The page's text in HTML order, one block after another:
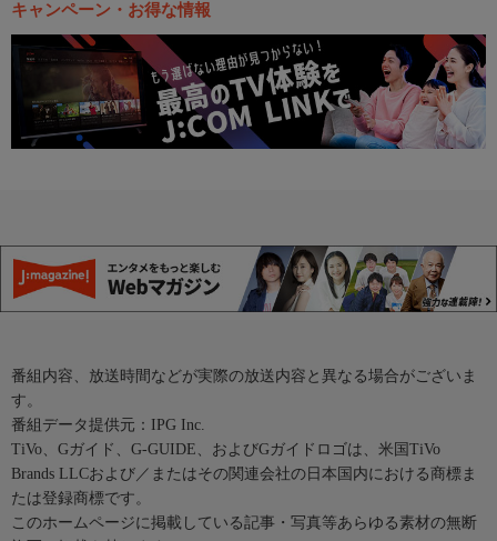
キャンペーン・お得な情報
番組内容、放送時間などが実際の放送内容と異なる場合がございま
す。
番組データ提供元：IPG Inc.
TiVo、Gガイド、G-GUIDE、およびGガイドロゴは、米国TiVo
Brands LLCおよび／またはその関連会社の日本国内における商標ま
たは登録商標です。
このホームページに掲載している記事・写真等あらゆる素材の無断